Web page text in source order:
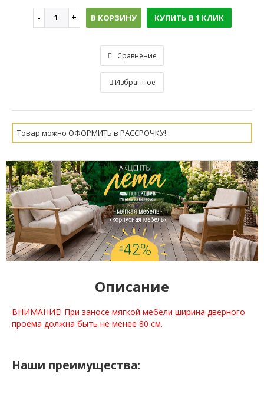
В КОРЗИНУ КУПИТЬ В 1 КЛИК
Сравнение
Избранное
Товар можно ОФОРМИТЬ в РАССРОЧКУ!
Описание
ВНИМАНИЕ! При заносе мягкой мебели ширина дверного
проема должна быть не менее 80 см.
Наши преимущества: